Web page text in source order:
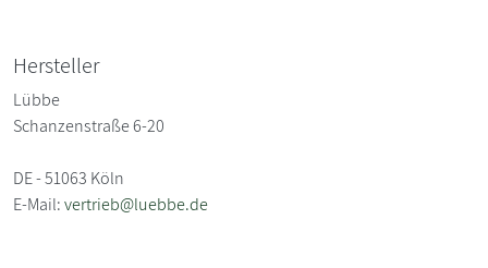
Hersteller
Lübbe
Schanzenstraße 6-20
DE - 51063 Köln
E-Mail:vertrieb@luebbe.de